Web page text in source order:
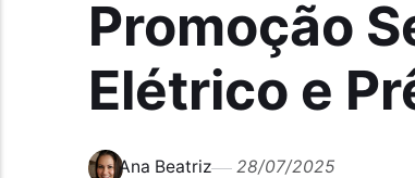
Promoção
Elétrico e
Ana Beatriz 28/07/2025